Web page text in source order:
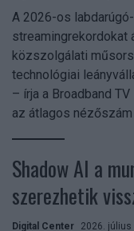
A 2026-os
közszolgálati
technológiai
– írja a Broadband
az átlagos nézőszám
Shadow AI a
szerezhetik
Digital Center 2026. július